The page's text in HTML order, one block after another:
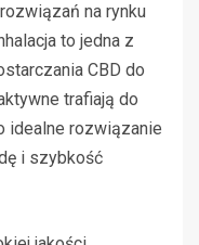
na rynku
to jedna z
CBD do
trafiają do
idealne rozwiązanie
i szybkość